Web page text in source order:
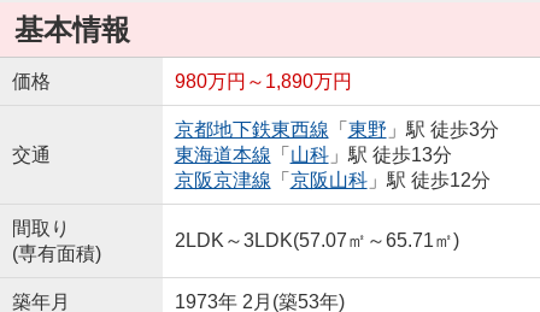
基本情報
価格 980万円～1,890万円
交通
京都地下鉄東西線 「 東野 」駅 徒歩3分
東海道本線 「 山科」駅 徒歩13分
京阪京津線 「 京阪山科」駅 徒歩12分
間取り
(専有面積)
2LDK～3LDK(57.07㎡～65.71㎡)
築年月 1973年 2月(築53年)